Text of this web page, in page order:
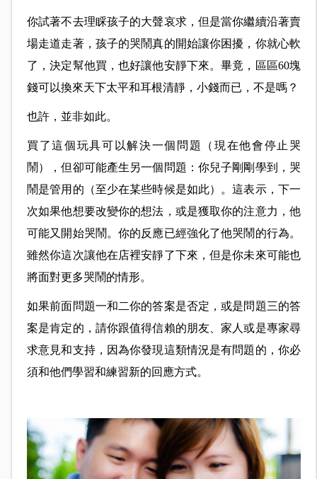
你試著不去理睬孩子的大聲哀求，但是當你繼續沿著賣
場走道走著，孩子的哭鬧真的開始讓你困擾，你就心軟
了，決定幫他買，也好讓他安靜下來。畢竟，區區60塊
錢可以換來天下太平和耳根清靜，小錢而已，不是嗎？
也許，並非如此。
買了這個玩具可以解決一個問題（現在他會停止哭
鬧），但卻可能產生另一個問題：你兒子剛剛學到，哭
鬧是管用的（至少在某些時候是如此）。這表示，下一
次如果他想要改變你的想法，或是獲取你的注意力，他
可能又開始哭鬧。你的反應已經強化了他哭鬧的行為。
雖然你這次讓他在店裡安靜了下來，但是你未來可能也
將面對更多哭鬧的情形。
如果前面問題一和二你的答案是否定，或是問題三的答
案是肯定的，請你跟值得信賴的朋友、家人或是專家尋
求意見和支持，因為你發現這類情況是有問題的，你必
須和他們學習和練習新的回應方式。